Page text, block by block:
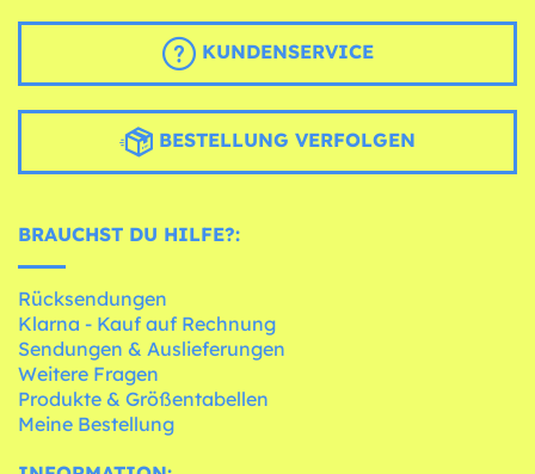
KUNDENSERVICE
BESTELLUNG VERFOLGEN
BRAUCHST DU HILFE?:
Rücksendungen
Klarna - Kauf auf Rechnung
Sendungen & Auslieferungen
Weitere Fragen
Produkte & Größentabellen
Meine Bestellung